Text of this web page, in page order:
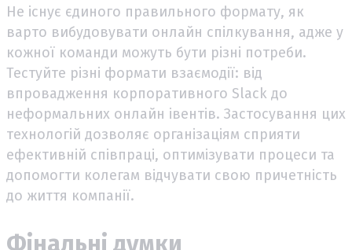
Не існує єдиного правильного формату, як
варто вибудовувати онлайн спілкування, адже у
кожної команди можуть бути різні потреби.
Тестуйте різні формати взаємодії: від
впровадження корпоративного Slack до
неформальних онлайн івентів. Застосування цих
технологій дозволяє організаціям сприяти
ефективній співпраці, оптимізувати процеси та
допомогти колегам відчувати свою причетність
до життя компанії.
Фінальні думки